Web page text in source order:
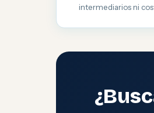
intermediarios ni